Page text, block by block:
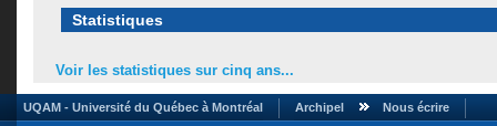
Statistiques
Voir les statistiques sur cinq ans...
UQAM - Université du Québec à Montréal Archipel Nous écrire